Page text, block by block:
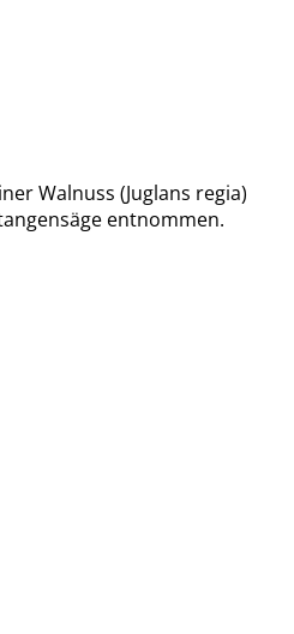
Walnuss (Juglans regia)
entnommen.